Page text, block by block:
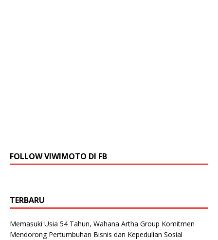
FOLLOW VIWIMOTO DI FB
TERBARU
Memasuki Usia 54 Tahun, Wahana Artha Group Komitmen
Mendorong Pertumbuhan Bisnis dan Kepedulian Sosial